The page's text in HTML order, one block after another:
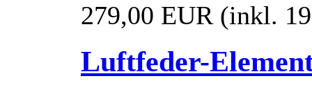
279,00 EUR (inkl.
Luftfeder-